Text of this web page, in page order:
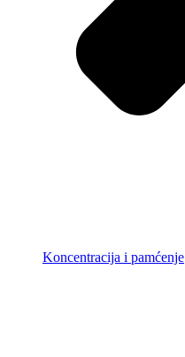
Koncentracija i pamćenje